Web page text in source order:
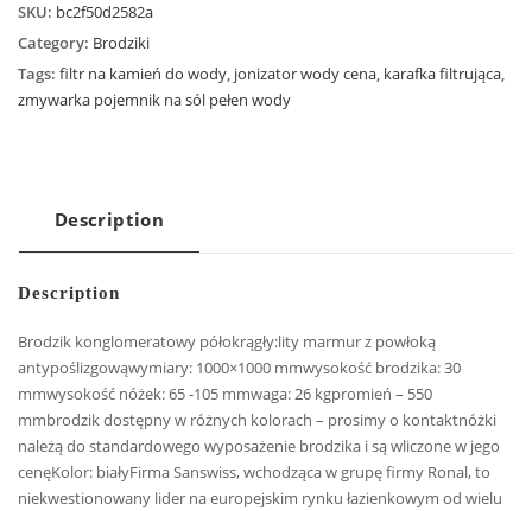
SKU: bc2f50d2582a
Category: Brodziki
Tags: filtr na kamień do wody, jonizator wody cena, karafka filtrująca,
zmywarka pojemnik na sól pełen wody
Description
Description
Brodzik konglomeratowy półokrągły:lity marmur z powłoką
antypoślizgowąwymiary: 1000×1000 mmwysokość brodzika: 30
mmwysokość nóżek: 65 -105 mmwaga: 26 kgpromień – 550
mmbrodzik dostępny w różnych kolorach – prosimy o kontaktnóżki
należą do standardowego wyposażenie brodzika i są wliczone w jego
cenęKolor: białyFirma Sanswiss, wchodząca w grupę firmy Ronal, to
niekwestionowany lider na europejskim rynku łazienkowym od wielu